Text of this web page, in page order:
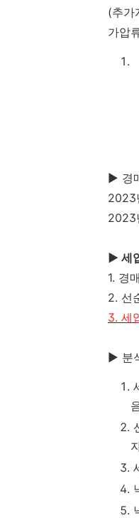
(추가
가압
▶ 경
2023
2023
▶ 세
1. 경
2. 선
3. 세
▶ 분